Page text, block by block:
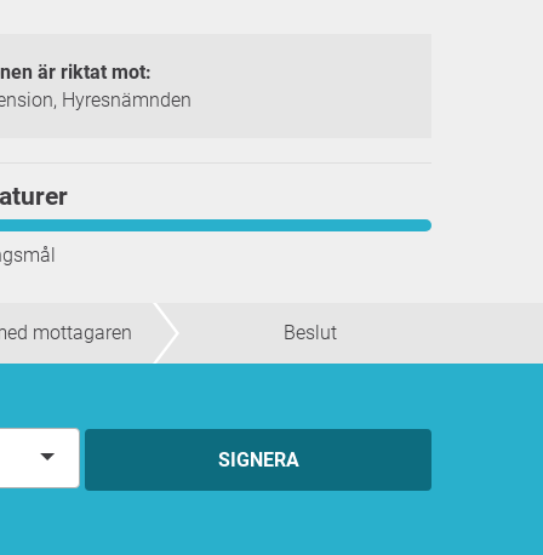
är riktat mot:
Hyresnämnden
mottagaren Beslut
SIGNERA